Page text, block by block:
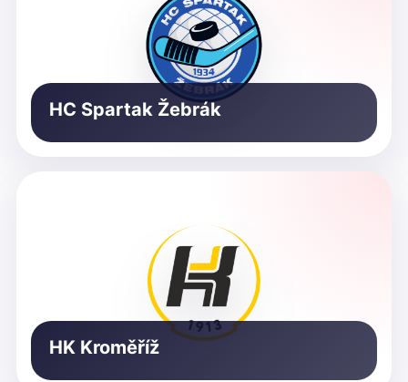
HC Spartak Žebrák
HK Kroměříž